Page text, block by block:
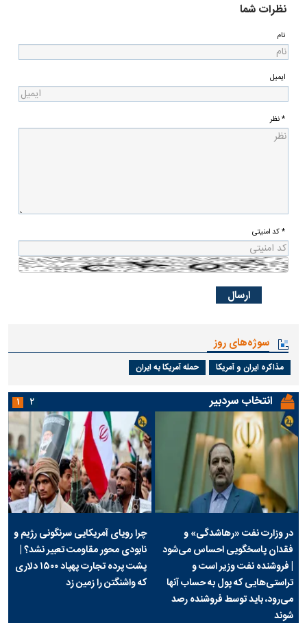
نظرات شما
نام
ایمیل
* نظر
* کد امنیتی
سوژه‌های روز
مذاکره ایران و آمریکا حمله آمریکا به ایران
انتخاب سردبیر
در وزارت نفت «رهاشدگی» و
فقدان پاسخگویی احساس می‌شود
| فروشنده نفت وزیر است و
تراستی‌هایی که پول به حساب آنها
می‌رود، باید توسط فروشنده رصد
شوند
چرا رویای آمریکایی سرنگونی رژیم و
نابودی محور مقاومت تعبیر نشد؟ |
پشت پرده تجارت پهپاد‌ ۱۵۰۰ دلاری
که واشنگتن را زمین زد
۱ ۲